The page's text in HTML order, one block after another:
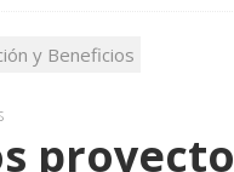
y Beneficios